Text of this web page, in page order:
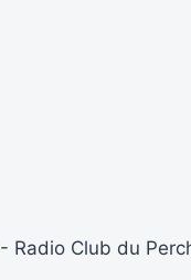
- Radio Club du